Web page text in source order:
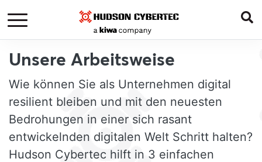
Unsere Arbeitsweise
Wie können Sie als Unternehmen digital
resilient bleiben und mit den neuesten
Bedrohungen in einer sich rasant
entwickelnden digitalen Welt Schritt halten?
Hudson Cybertec hilft in 3 einfachen